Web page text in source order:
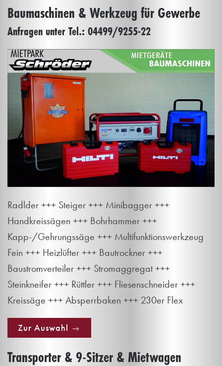
Baumaschinen & Werkzeug für Gewerbe
Anfragen unter Tel.: 04499/9255-22
Radlder +++ Steiger +++ Minibagger +++
Handkreissägen +++ Bohrhammer +++
Kapp-/Gehrungssäge +++ Multifunktionswerkzeug
Fein +++ Heizlüfter +++ Bautrockner +++
Baustromverteiler +++ Stromaggregat +++
Steinkneifer +++ Rüttler +++ Fliesenschneider +++
Kreissäge +++ Absperrbaken +++ 230er Flex
Zur Auswahl
Transporter & 9-Sitzer & Mietwagen